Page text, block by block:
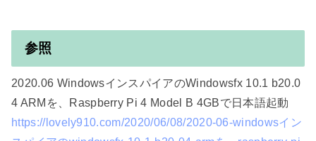
参照
2020.06 WindowsインスパイアのWindowsfx 10.1 b20.0
https://lovely910.com/2020/06/08/2020-06-windowsイン